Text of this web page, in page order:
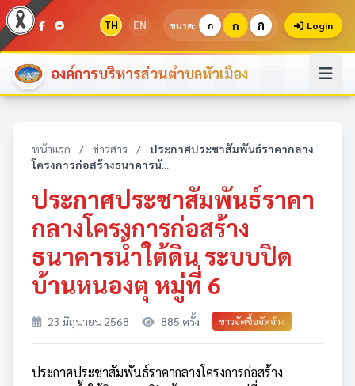
TH EN ขนาด: ก ก ก Login
องค์การบริหารส่วนตำบลหัวเมือง
หน้าแรก / ข่าวสาร /
ประกาศประชาสัมพันธ์ราคากลาง
โครงการก่อสร้างธนาคารน้...
ประกาศประชาสัมพันธ์ราคา
กลางโครงการก่อสร้าง
ธนาคารน้ำใต้ดิน ระบบปิด
บ้านหนองตุ หมู่ที่ 6
23 มิถุนายน 2568 885 ครั้ง ข่าวจัดซื้อจัดจ้าง
ประกาศประชาสัมพันธ์ราคากลางโครงการก่อสร้าง